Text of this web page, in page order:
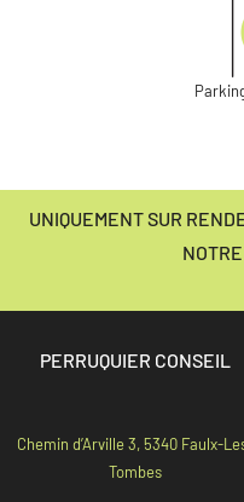
UNIQUEMENT SUR
PERRUQUIER CONSEIL
Chemin d’Arville 3, 5340 Faulx-
Tombes